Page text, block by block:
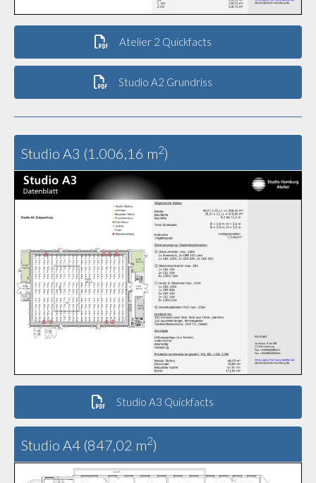
Atelier 2 Quickfacts
Studio A2 Grundriss
Studio A3 (1.006,16 m2)
Studio A3 Quickfacts
Studio A4 (847,02 m2)